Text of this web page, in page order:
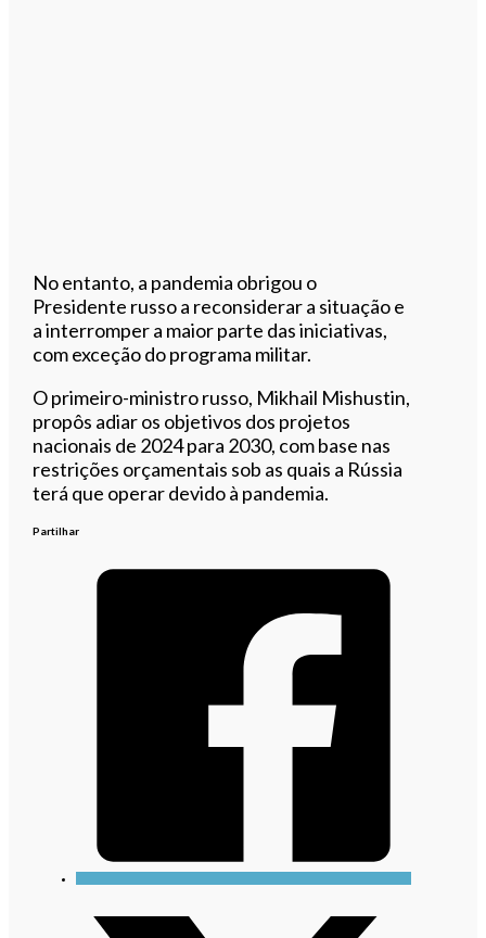
No entanto, a pandemia obrigou o
Presidente russo a reconsiderar a situação e
a interromper a maior parte das iniciativas,
com exceção do programa militar.
O primeiro-ministro russo, Mikhail Mishustin,
propôs adiar os objetivos dos projetos
nacionais de 2024 para 2030, com base nas
restrições orçamentais sob as quais a Rússia
terá que operar devido à pandemia.
Partilhar